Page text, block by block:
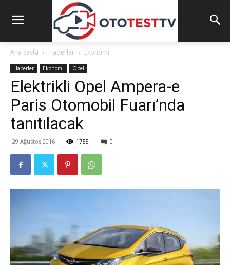
Ana Sayfa Haberler Ekonomi
Haberler Ekonomi Opel
Elektrikli Opel Ampera-e
Paris Otomobil Fuarı’nda
tanıtılacak
29 Ağustos 2016 1755 0